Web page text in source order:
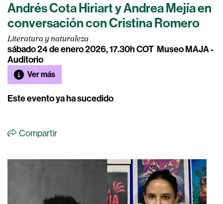
Andrés Cota Hiriart y Andrea Mejía en
conversación con Cristina Romero
Literatura y naturaleza
sábado 24 de enero 2026, 17.30h COT Museo MAJA -
Auditorio
Ver más
Este evento ya ha sucedido
Compartir